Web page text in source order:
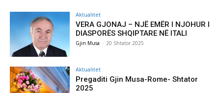
Aktualitet
VERA GJONAJ – NJË EMËR I NJOHUR I
DIASPORËS SHQIPTARE NË ITALI
Gjin Musa - 20 Shtator 2025
Aktualitet
Pregaditi Gjin Musa-Rome- Shtator
2025